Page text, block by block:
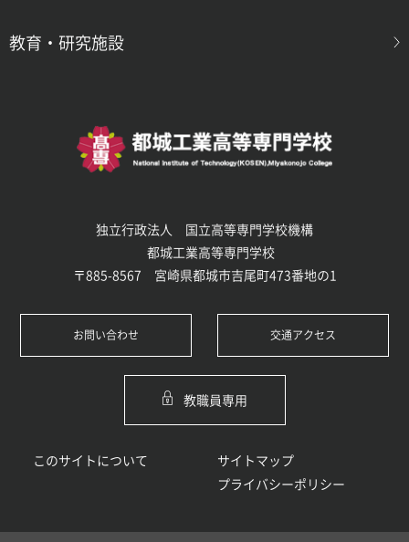
教育・研究施設
独立行政法人 国立高等専門学校機構
都城工業高等専門学校
〒885-8567 宮崎県都城市吉尾町473番地の1
お問い合わせ 交通アクセス
教職員専用
サイトマップ
このサイトについて
プライバシーポリシー